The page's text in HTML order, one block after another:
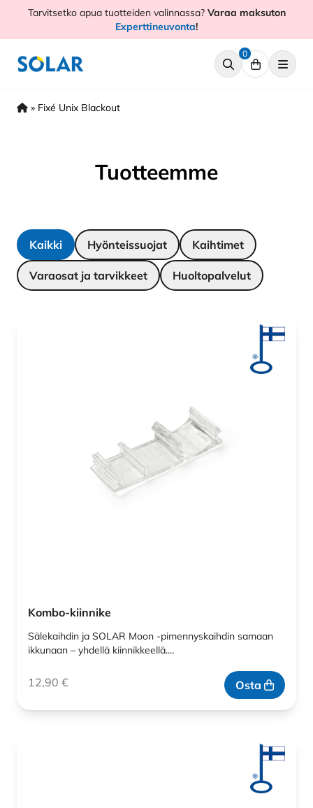
HyppääTarvitsetko apua tuotteiden valinnassa?Varaa maksuton
Experttineuvonta!
0
» Fixé Unix Blackout
Tuotteemme
Kaikki Hyönteissuojat Kaihtimet
Varaosat ja tarvikkeet Huoltopalvelut
Kombo-kiinnike
Sälekaihdin ja SOLAR Moon -pimennyskaihdin samaan
ikkunaan – yhdellä kiinnikkeellä.…
12,90 € Osta